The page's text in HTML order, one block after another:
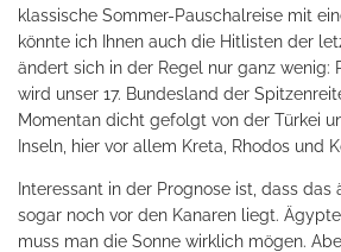
klassische Sommer-Pauschalreise mit
könnte ich Ihnen auch die Hitlisten der
ändert sich in der Regel nur ganz wenig:
wird unser 17. Bundesland der
Momentan dicht gefolgt von der Türkei
Inseln, hier vor allem Kreta, Rhodos und
Interessant in der Prognose ist, dass
sogar noch vor den Kanaren liegt.
muss man die Sonne wirklich mögen.